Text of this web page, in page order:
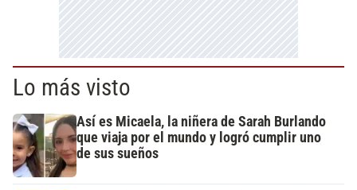
Lo más visto
Así es Micaela, la niñera de Sarah Burlando
que viaja por el mundo y logró cumplir uno
de sus sueños